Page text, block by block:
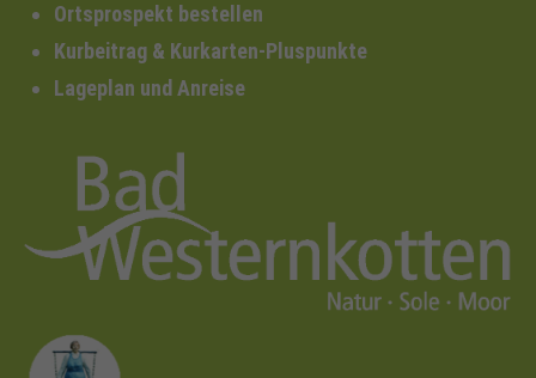
Ortsprospekt bestellen
Kurbeitrag & Kurkarten-Pluspunkte
Lageplan und Anreise